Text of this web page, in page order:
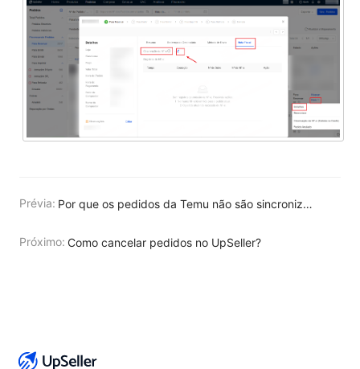
Prévia: Por que os pedidos da Temu não são sincronizados a tempo?
Próximo: Como cancelar pedidos no UpSeller?